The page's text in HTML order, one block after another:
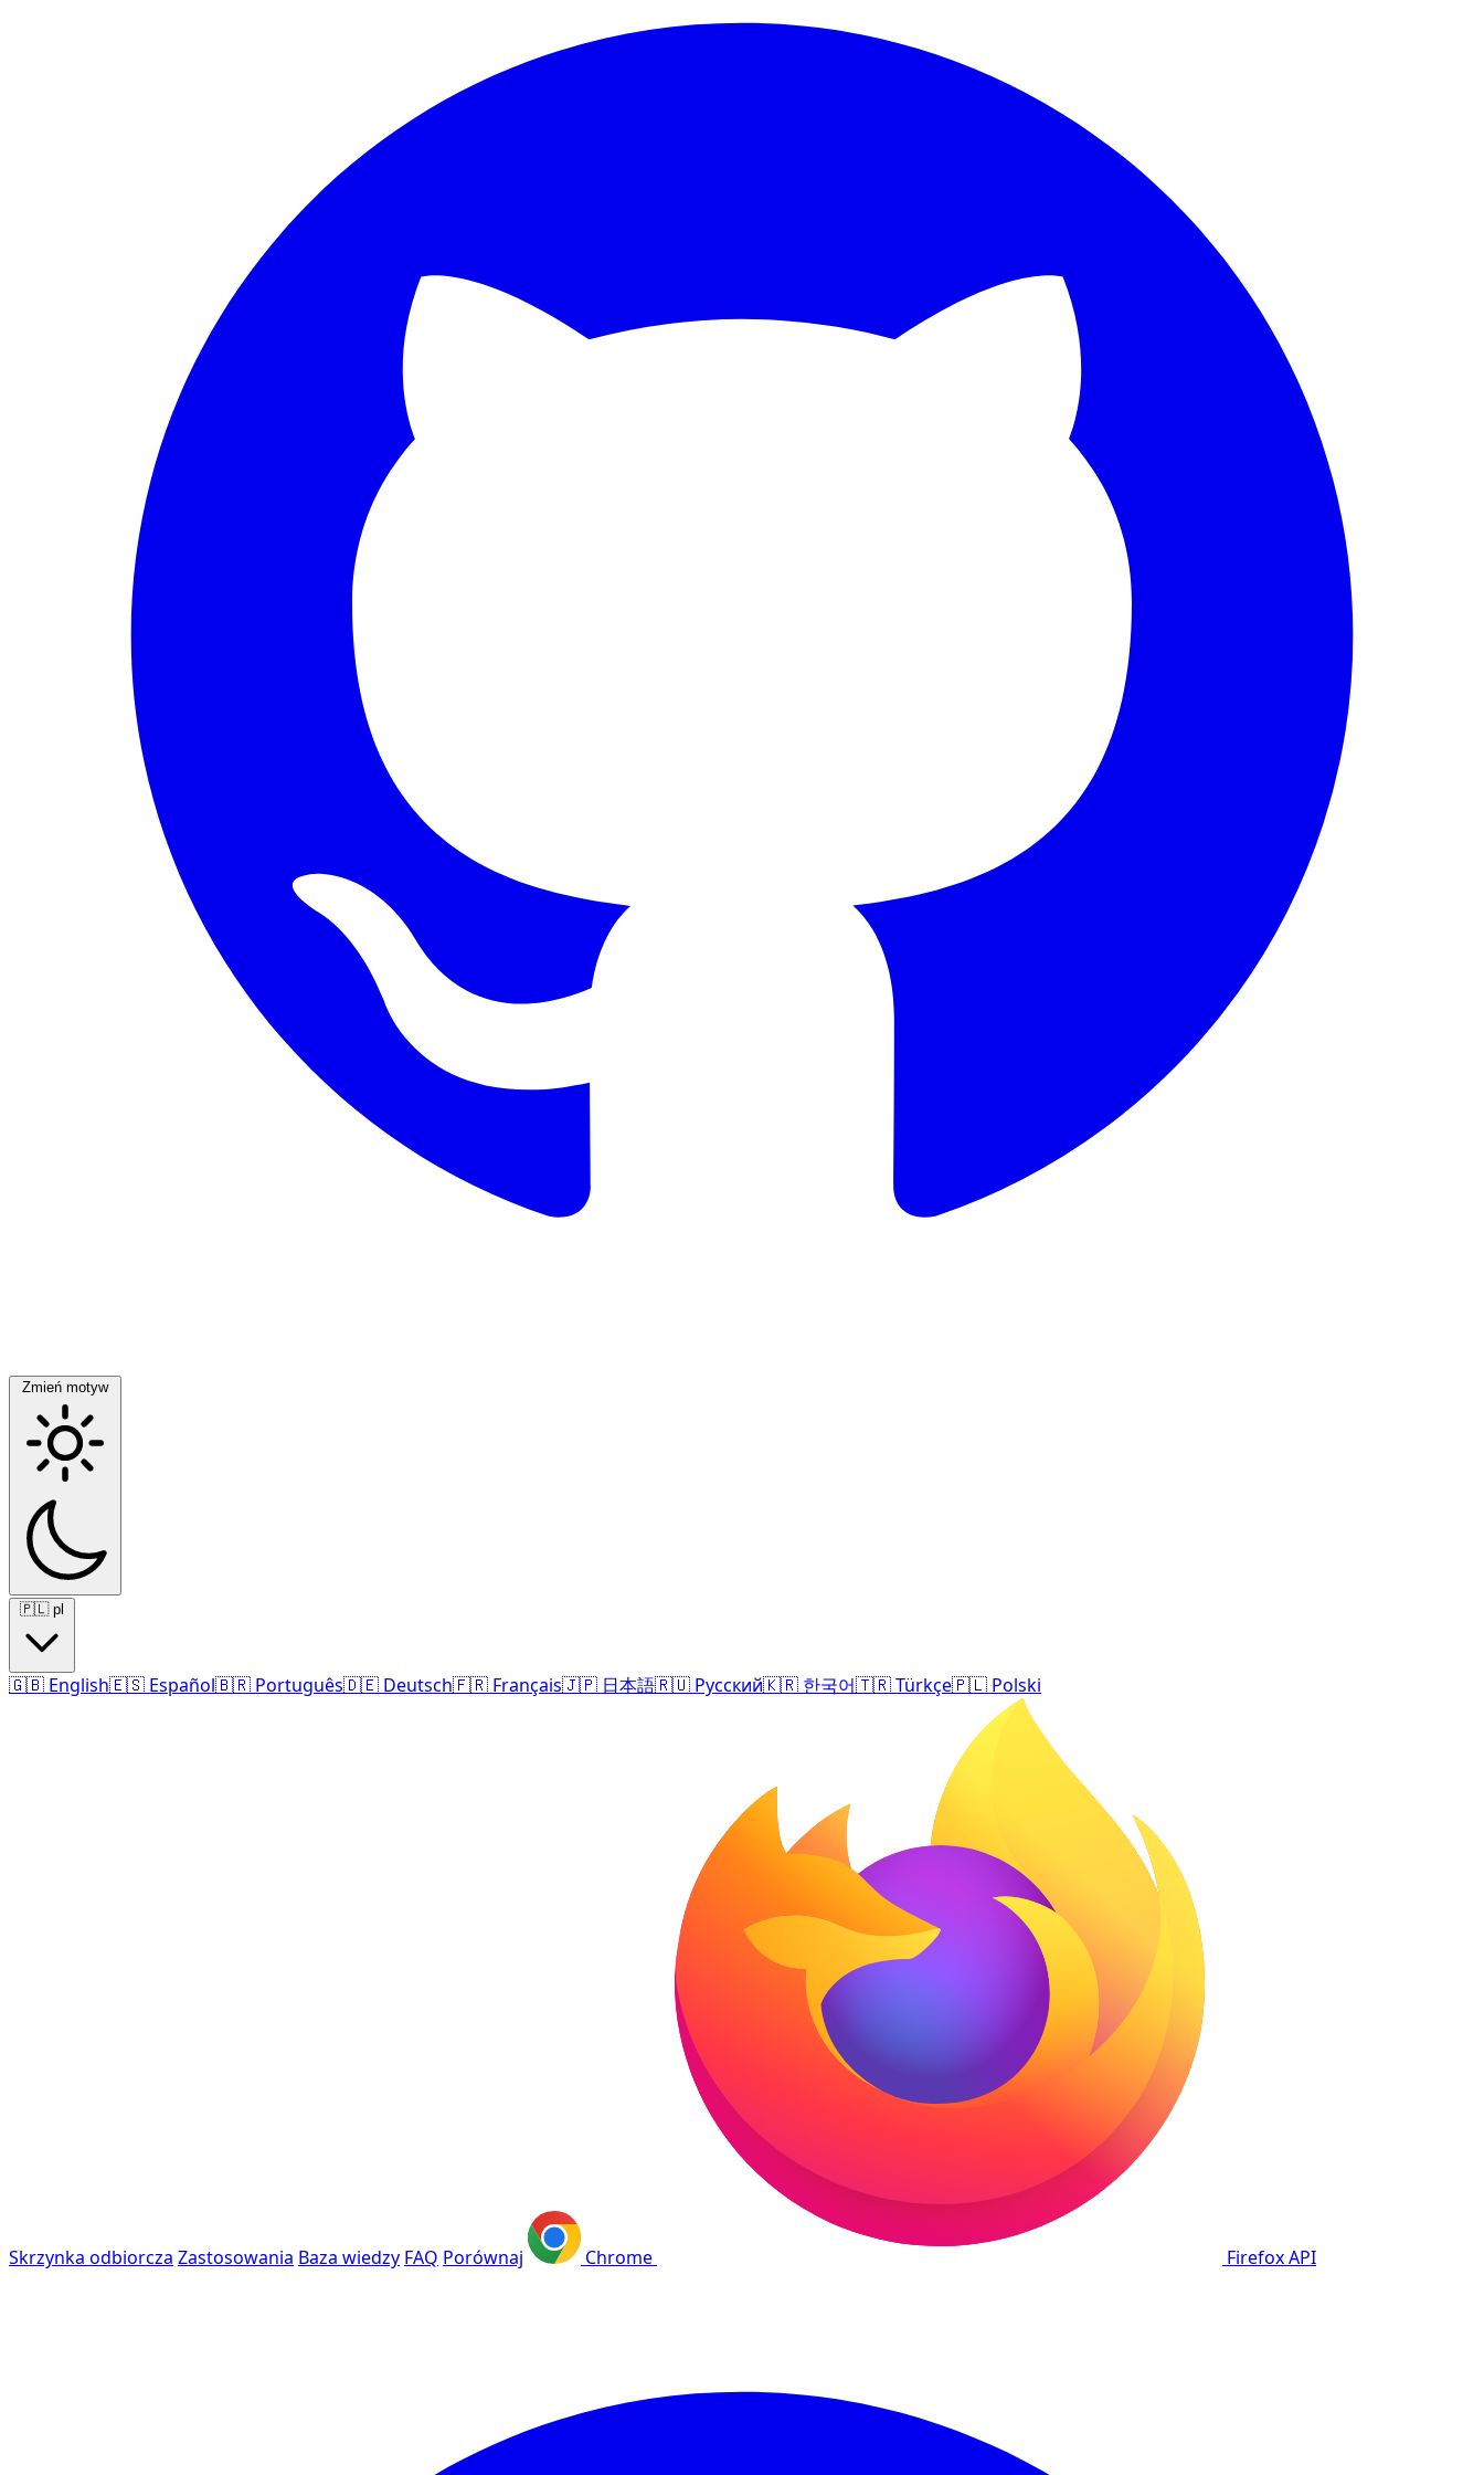
Zmień motyw
🇵🇱 pl
🇬🇧 English🇪🇸 Español🇧🇷 Português🇩🇪 Deutsch🇫🇷 Français🇯🇵 日本語🇷🇺 Русский🇰🇷 한국어🇹🇷Türkçe🇵🇱 Polski
Skrzynka odbiorcza Zastosowania Baza wiedzy FAQ Porównaj Chrome FirefoxAPI